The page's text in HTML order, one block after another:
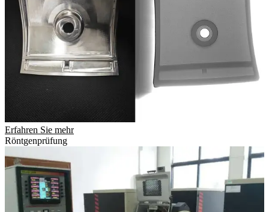
Erfahren Sie mehr
Röntgenprüfung